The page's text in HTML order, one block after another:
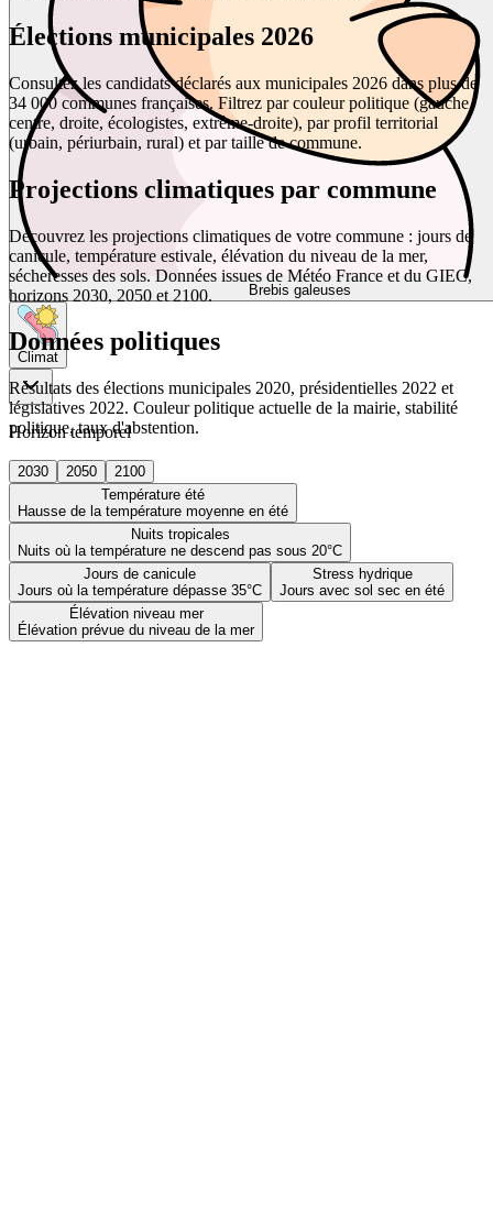
Brebis galeuses
Climat
Horizon temporel
2030 2050
2100
Température été
Hausse de la température moyenne en été
Nuits tropicales
Nuits où la température ne descend pas sous 20°C
Jours de canicule
Jours où la température dépasse 35°C
Stress hydrique
Jours avec sol sec en été
Élévation niveau mer
Élévation prévue du niveau de la mer
Élections municipales 2026
Consultez les candidats déclarés aux municipales 2026 dans plus de
34 000 communes françaises. Filtrez par couleur politique (gauche,
centre, droite, écologistes, extrême-droite), par profil territorial
(urbain, périurbain, rural) et par taille de commune.
Projections climatiques par commune
Découvrez les projections climatiques de votre commune : jours de
canicule, température estivale, élévation du niveau de la mer,
sécheresses des sols. Données issues de Météo France et du GIEC,
horizons 2030, 2050 et 2100.
Données politiques
Résultats des élections municipales 2020, présidentielles 2022 et
législatives 2022. Couleur politique actuelle de la mairie, stabilité
politique, taux d'abstention.